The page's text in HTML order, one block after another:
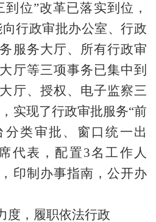
位”改革已落实到位，
向行政审批办公室、行政
服务大厅、所有行政审
厅等三项事务已集中到
厅、授权、电子监察三
实现了行政审批服务“前
分类审批、窗口统一出
代表，配置3名工作人
印制办事指南，公开办
度，履职依法行政